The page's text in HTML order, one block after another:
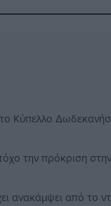
Κύπελλο
την πρόκριση
ανακάμψει από το